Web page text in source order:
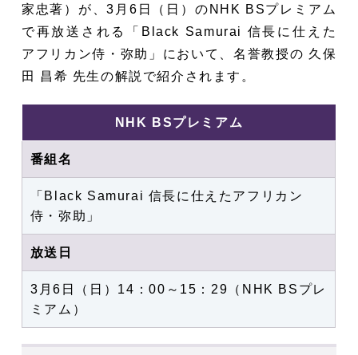
家忠著）が、3月6日（日）のNHK BSプレミアム
で再放送される「Black Samurai 信長に仕えた
アフリカン侍・弥助」において、名誉教授の 久保
田 昌希 先生の解説で紹介されます。
NHK BSプレミアム
番組名
「Black Samurai 信長に仕えたアフリカン
侍・弥助」
放送日
3月6日（日）14：00～15：29（NHK BSプレ
ミアム）